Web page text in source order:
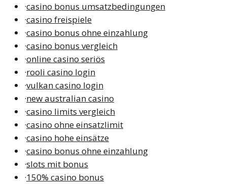
·casino bonus umsatzbedingungen
·casino freispiele
·casino bonus ohne einzahlung
·casino bonus vergleich
·online casino seriös
·rooli casino login
·vulkan casino login
·new australian casino
·casino limits vergleich
·casino ohne einsatzlimit
·casino hohe einsätze
·casino bonus ohne einzahlung
·slots mit bonus
·150% casino bonus